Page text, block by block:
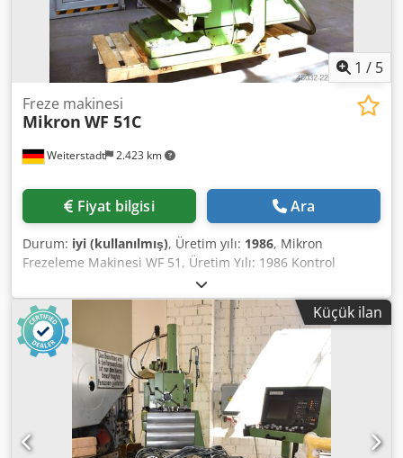
1 / 5
Weiterstadt 2.423 km
Freze makinesi
Mikron WF 51C
Fiyat bilgisi Ara
Durum: iyi (kullanılmış), Üretim yılı: 1986, Mikron
Frezeleme Makinesi WF 51, Üretim Yılı: 1986 Kontrol
Ünitesi: Heidenhain TNC 155 Takım Yuvası: SK 40 Dcjdpszr
Ubwsfx Aipok Mil Stroke (Mil Hareket Mesafesi): 110 mm
Tabla Boyutu: 1000 x 500 mm Hareket Aralıkları: x-710, y-
500, z-460 mm Devir Hızı: 31,5-3150 dev/dak
Küçük ilan